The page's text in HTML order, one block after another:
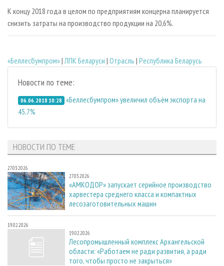
К концу 2018 года в целом по предприятиям концерна планируется
снизить затраты на производство продукции на 20,6%.
«Беллесбумпром»| ЛПК Беларуси | Отрасль | Республика Беларусь
Новости по теме:
06.06.2018 10:28 «Беллесбумпром» увеличил объём экспорта на
45,7%
НОВОСТИ ПО ТЕМЕ
27.03.2026
27.03.2026
«АМКОДОР» запускает серийное производство
харвестера среднего класса и компактных
лесозаготовительных машин
19.02.2026
19.02.2026
Лесопромышленный комплекс Архангельской
области: «Работаем не ради развития, а ради
того, чтобы просто не закрыться»